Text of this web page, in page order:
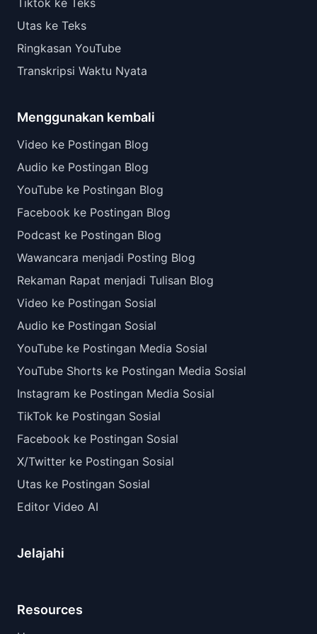
Tiktok ke Teks
Utas ke Teks
Ringkasan YouTube
Transkripsi Waktu Nyata
Menggunakan kembali
Video ke Postingan Blog
Audio ke Postingan Blog
YouTube ke Postingan Blog
Facebook ke Postingan Blog
Podcast ke Postingan Blog
Wawancara menjadi Posting Blog
Rekaman Rapat menjadi Tulisan Blog
Video ke Postingan Sosial
Audio ke Postingan Sosial
YouTube ke Postingan Media Sosial
YouTube Shorts ke Postingan Media Sosial
Instagram ke Postingan Media Sosial
TikTok ke Postingan Sosial
Facebook ke Postingan Sosial
X/Twitter ke Postingan Sosial
Utas ke Postingan Sosial
Editor Video AI
Jelajahi
Resources